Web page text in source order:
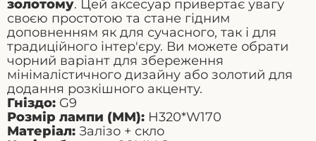
золотому. Цей аксесуар привертає увагу
своєю простотою та стане гідним
доповненням як для сучасного, так і для
традиційного інтер'єру. Ви можете обрати
чорний варіант для збереження
мінімалістичного дизайну або золотий для
додання розкішного акценту.
Гніздо: G9
Розмір лампи (MM): H320*W170
Матеріал: Залізо + скло